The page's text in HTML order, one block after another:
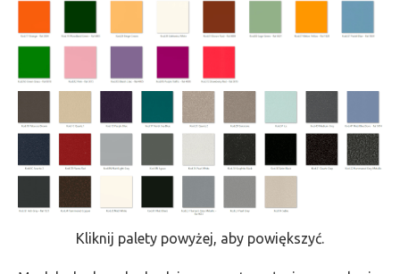
Kliknij palety powyżej, aby powiększyć.